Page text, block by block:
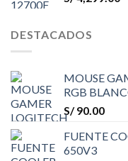
DESTACADOS
MOUSE
RGB
S/90.00
FUENTE
650V3